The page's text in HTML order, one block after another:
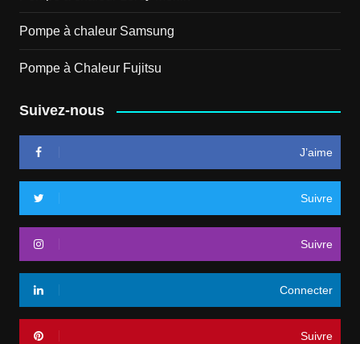
Pompe à chaleur Samsung
Pompe à Chaleur Fujitsu
Suivez-nous
J’aime
Suivre
Suivre
Connecter
Suivre